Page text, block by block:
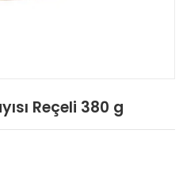
Reçeli 380 g